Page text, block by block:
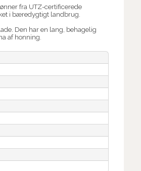
fra UTZ-certificerede
i bæredygtigt landbrug.
Den har en lang, behagelig
af honning.